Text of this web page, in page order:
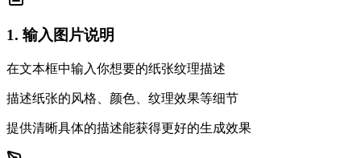
1. 输入图片说明
在文本框中输入你想要的纸张纹理描述
描述纸张的风格、颜色、纹理效果等细节
提供清晰具体的描述能获得更好的生成效果